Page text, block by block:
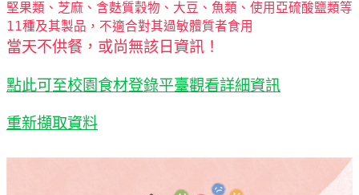
堅果類、芝麻、含麩質穀物、大豆、魚類、使用亞硫酸鹽類等
11種及其製品，不適合對其過敏體質者食用
當天不供餐，或尚無該日資訊！
點此可至校園食材登錄平臺觀看詳細資訊
重新擷取資料